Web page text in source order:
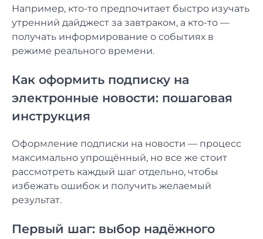
Например, кто-то предпочитает быстро изучать
утренний дайджест за завтраком, а кто-то —
получать информирование о событиях в
режиме реального времени.
Как оформить подписку на
электронные новости: пошаговая
инструкция
Оформление подписки на новости — процесс
максимально упрощённый, но все же стоит
рассмотреть каждый шаг отдельно, чтобы
избежать ошибок и получить желаемый
результат.
Первый шаг: выбор надёжного